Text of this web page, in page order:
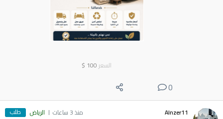
السعر 100
$
0
Alnzer11 منذ 3 ساعات الرياض طلب